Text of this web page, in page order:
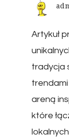
Artykuł
tradycja
trendami
areną
które